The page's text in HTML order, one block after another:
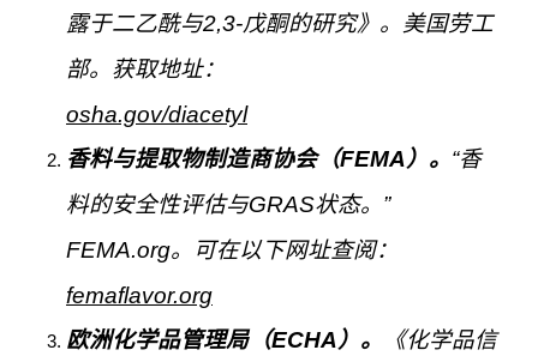
露于二乙酰与2,3-戊酮的研究》。美国劳工
部。获取地址：
osha.gov/diacetyl
香料与提取物制造商协会（FEMA）。 “香
料的安全性评估与GRAS状态。”
FEMA.org。可在以下网址查阅：
femaflavor.org
欧洲化学品管理局（ECHA）。
《化学品信